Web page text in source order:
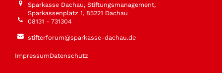
Sparkasse Dachau, Stiftungsmanagement,
Sparkassenplatz 1, 85221 Dachau
08131 - 731304
stifterforum@sparkasse-dachau.de
ImpressumDatenschutz